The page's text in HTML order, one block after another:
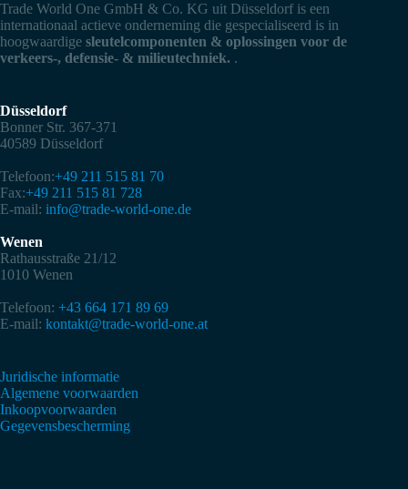
Trade World One GmbH & Co. KG uit Düsseldorf is een
internationaal actieve onderneming die gespecialiseerd is in
hoogwaardige sleutelcomponenten & oplossingen voor de
verkeers-, defensie- & milieutechniek. .
Düsseldorf
Bonner Str. 367-371
40589 Düsseldorf
Telefoon:+49 211 515 81 70
Fax:+49 211 515 81 728
E-mail: info@trade-world-one.de
Wenen
Rathausstraße 21/12
1010 Wenen
Telefoon: +43 664 171 89 69
E-mail: kontakt@trade-world-one.at
Juridische informatie
Algemene voorwaarden
Inkoopvoorwaarden
Gegevensbescherming